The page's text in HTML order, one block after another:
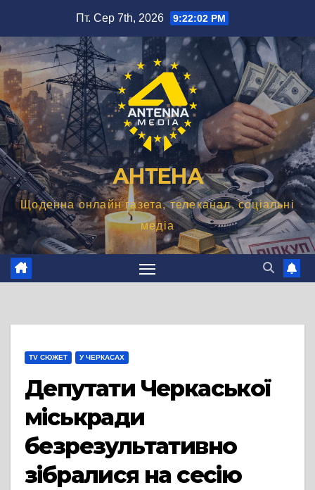
вмісту
Пт. Сер 7th, 2026 9:22:03 PM
АНТЕНА
Щоденна онлайн газета, телеканал, соціальні
медіа
TV СЮЖЕТ У ЧЕРКАСАХ
Депутати Черкаської
міськради
безрезультативно
зібралися на сесію